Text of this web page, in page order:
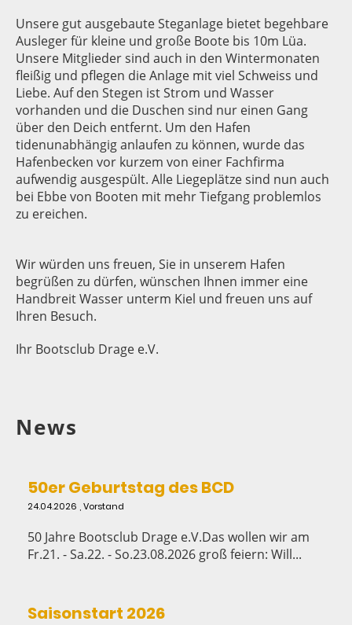
Unsere gut ausgebaute Steganlage bietet begehbare
Ausleger für kleine und große Boote bis 10m Lüa.
Unsere Mitglieder sind auch in den Wintermonaten
fleißig und pflegen die Anlage mit viel Schweiss und
Liebe. Auf den Stegen ist Strom und Wasser
vorhanden und die Duschen sind nur einen Gang
über den Deich entfernt. Um den Hafen
tidenunabhängig anlaufen zu können, wurde das
Hafenbecken vor kurzem von einer Fachfirma
aufwendig ausgespült. Alle Liegeplätze sind nun auch
bei Ebbe von Booten mit mehr Tiefgang problemlos
zu ereichen.
Wir würden uns freuen, Sie in unserem Hafen
begrüßen zu dürfen, wünschen Ihnen immer eine
Handbreit Wasser unterm Kiel und freuen uns auf
Ihren Besuch.
Ihr Bootsclub Drage e.V.
News
50er Geburtstag des BCD
24.04.2026 , Vorstand
50 Jahre Bootsclub Drage e.V.Das wollen wir am
Fr.21. - Sa.22. - So.23.08.2026 groß feiern: Will...
Saisonstart 2026